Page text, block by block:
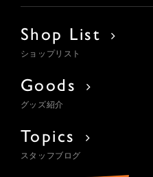
Shop List
ショップリスト
Goods
グッズ紹介
Topics
スタッフブログ